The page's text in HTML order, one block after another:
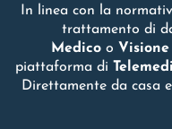
In linea con la
trattamento di
Medico o Visione
piattaforma di
Direttamente da casa